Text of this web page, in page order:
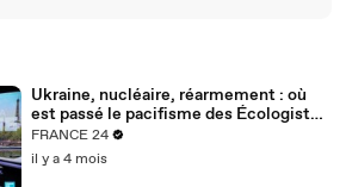
Ukraine, nucléaire, réarmement : où
est passé le pacifisme des Écologistes
?
FRANCE 24
il y a 4 mois